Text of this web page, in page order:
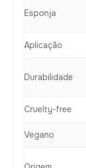
Esponja
Aplicação
Durabilidade
Cruelty-free
Vegano